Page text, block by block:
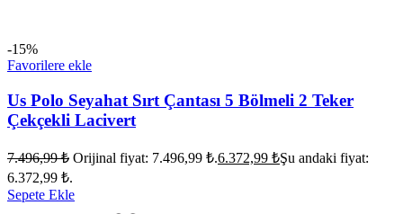
-15%
Favorilere ekle
Us Polo Seyahat Sırt Çantası 5 Bölmeli 2 Teker
Çekçekli Lacivert
7.496,99₺ Orijinal fiyat: 7.496,99 ₺.6.372,99 ₺Şu andaki fiyat:
6.372,99 ₺.
Sepete Ekle